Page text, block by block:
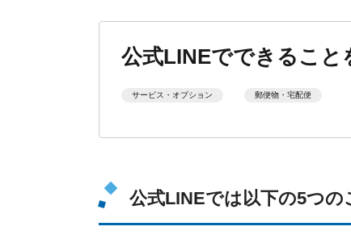
公式LINEでできること
サービス・オプション 郵便物・宅配便
公式LINEでは以下の5つの